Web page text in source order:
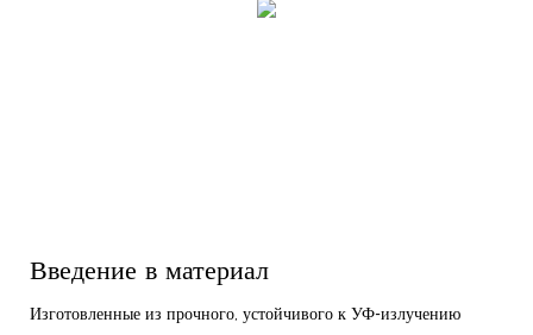
Введение в материал
Изготовленные из прочного, устойчивого к УФ-излучению